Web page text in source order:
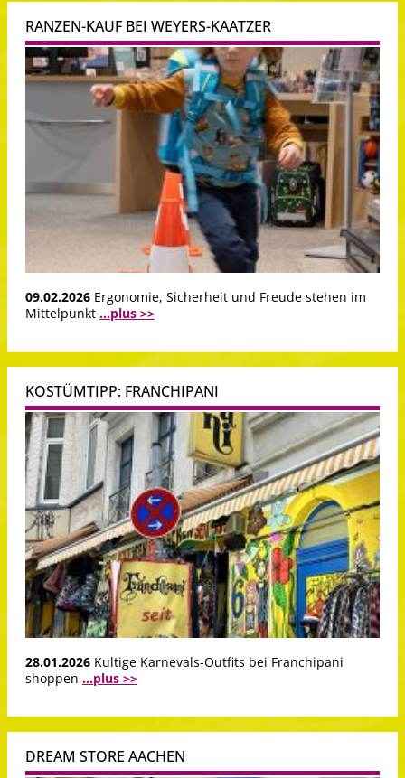
RANZEN-KAUF BEI WEYERS-KAATZER
09.02.2026 Ergonomie, Sicherheit und Freude stehen im
Mittelpunkt ...plus >>
KOSTÜMTIPP: FRANCHIPANI
28.01.2026 Kultige Karnevals-Outfits bei Franchipani
shoppen ...plus >>
DREAM STORE AACHEN